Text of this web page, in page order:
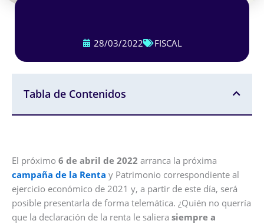
28/03/2022 FISCAL
Tabla de Contenidos
El próximo 6 de abril de 2022 arranca la próxima
campaña de la Renta y Patrimonio correspondiente al
ejercicio económico de 2021 y, a partir de este día, será
posible presentarla de forma telemática. ¿Quién no querría
que la declaración de la renta le saliera siempre a